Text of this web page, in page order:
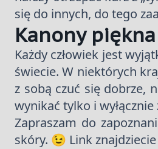
się do innych, do tego
Kanony
Każdy człowiek jest
świecie. W niektórych
z sobą czuć się dobrze,
wynikać tylko i
Zapraszam do
skóry. 😉 Link